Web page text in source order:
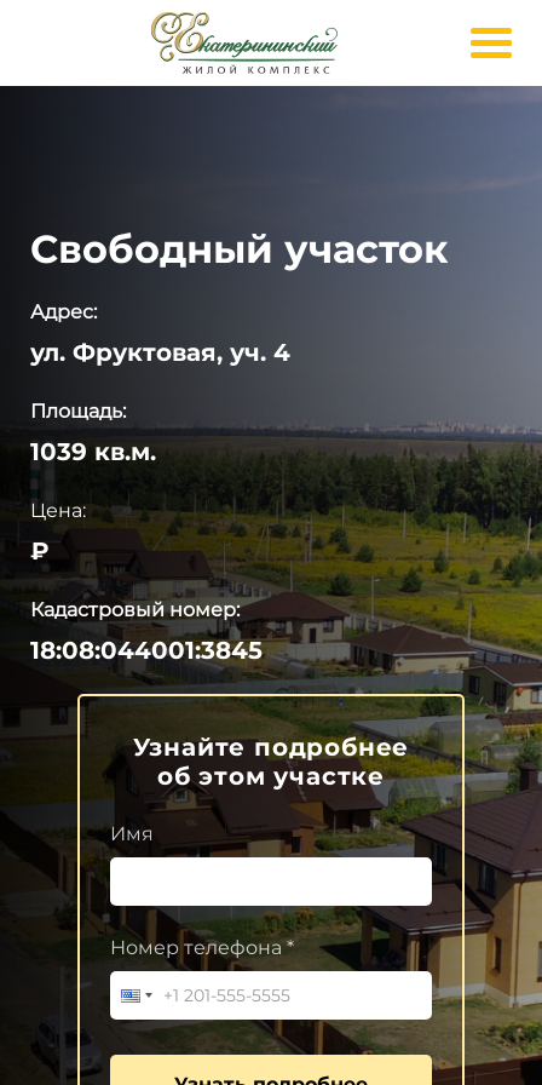
Свободный участок
Адрес:
ул. Фруктовая, уч. 4
Площадь:
1039 кв.м.
Цена:
₽
Кадастровый номер:
18:08:044001:3845
Узнайте подробнее
об этом участке
Имя
Номер телефона *